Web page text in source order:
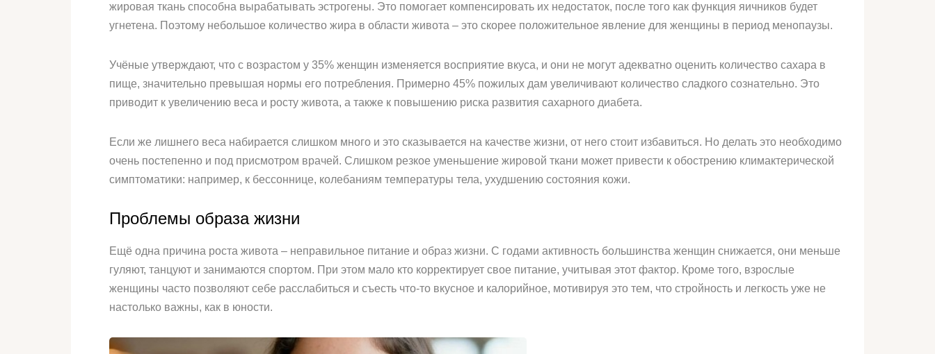
жировая ткань способна вырабатывать эстрогены. Это помогает компенсировать их недостаток, после того как функция яичников будет
угнетена. Поэтому небольшое количество жира в области живота – это скорее положительное явление для женщины в период менопаузы.
Учёные утверждают, что с возрастом у 35% женщин изменяется восприятие вкуса, и они не могут адекватно оценить количество сахара в
пище, значительно превышая нормы его потребления. Примерно 45% пожилых дам увеличивают количество сладкого сознательно. Это
приводит к увеличению веса и росту живота, а также к повышению риска развития сахарного диабета.
Если же лишнего веса набирается слишком много и это сказывается на качестве жизни, от него стоит избавиться. Но делать это необходимо
очень постепенно и под присмотром врачей. Слишком резкое уменьшение жировой ткани может привести к обострению климактерической
симптоматики: например, к бессоннице, колебаниям температуры тела, ухудшению состояния кожи.
Проблемы образа жизни
Ещё одна причина роста живота – неправильное питание и образ жизни. С годами активность большинства женщин снижается, они меньше
гуляют, танцуют и занимаются спортом. При этом мало кто корректирует свое питание, учитывая этот фактор. Кроме того, взрослые
женщины часто позволяют себе расслабиться и съесть что-то вкусное и калорийное, мотивируя это тем, что стройность и легкость уже не
настолько важны, как в юности.